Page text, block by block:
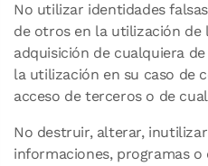
No utilizar identidades
de otros en la utilización de
adquisición de cualquiera
la utilización en su caso de
acceso de terceros o de
No destruir, alterar,
informaciones, programas